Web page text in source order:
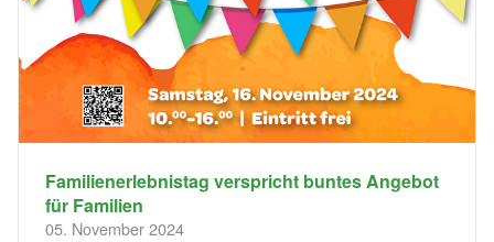
Familienerlebnistag verspricht buntes Angebot
für Familien
05. November 2024